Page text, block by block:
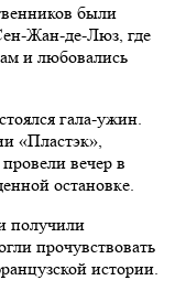
были
Жан-де-Люз, где
и любовались
гала-ужин.
«Пластэк»,
вечер в
остановке.
получили
прочувствовать
истории.